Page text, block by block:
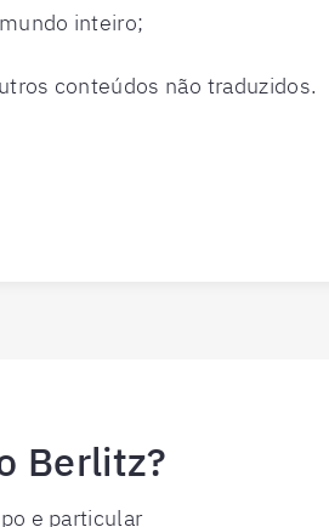
inteiro;
conteúdos não traduzidos.
Berlitz?
e particular